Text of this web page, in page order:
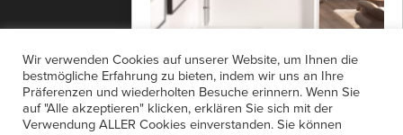
Bilder stilvoll hängen
Nach oben
Anzeigensuche
Shop
Zahlungsarten
Widerrufsbelehrung
Datenschutz
AGB
Newsletter-Anmeldung
Wir verwenden Cookies auf unserer Website, um Ihnen die
bestmögliche Erfahrung zu bieten, indem wir uns an Ihre
Präferenzen und wiederholten Besuche erinnern. Wenn Sie
auf "Alle akzeptieren" klicken, erklären Sie sich mit der
Verwendung ALLER Cookies einverstanden. Sie können